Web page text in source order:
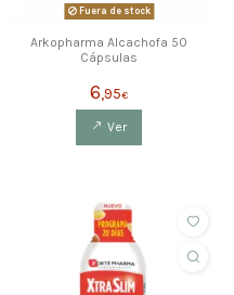
Fuera de stock
Arkopharma Alcachofa 50
Cápsulas
6,95€
Ver